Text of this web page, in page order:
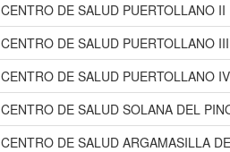
CENTRO DE SALUD PUERTOLLANO II
CENTRO DE SALUD PUERTOLLANO
CENTRO DE SALUD PUERTOLLANO IV
CENTRO DE SALUD SOLANA DEL
CENTRO DE SALUD ARGAMASILLA